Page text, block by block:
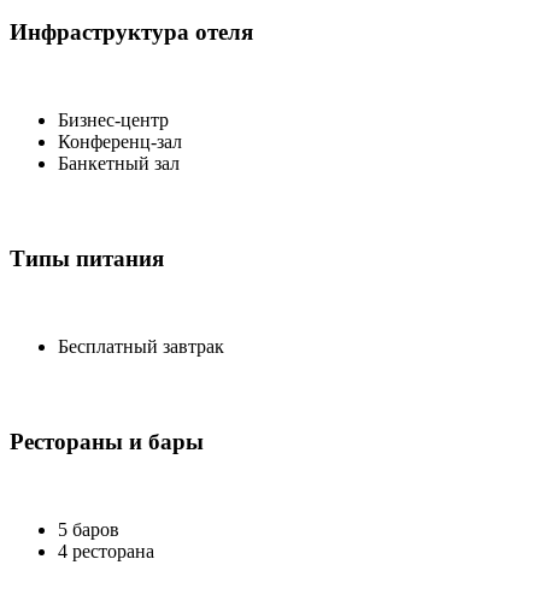
Инфраструктура отеля
Бизнес-центр
Конференц-зал
Банкетный зал
Типы питания
Бесплатный завтрак
Рестораны и бары
5 баров
4 ресторана